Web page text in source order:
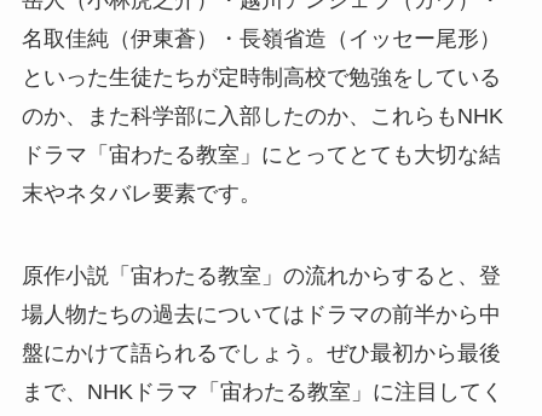
名取佳純（伊東蒼）・長嶺省造（イッセー尾形）
といった生徒たちが定時制高校で勉強をしている
のか、また科学部に入部したのか、これらもNHK
ドラマ「宙わたる教室」にとってとても大切な結
末やネタバレ要素です。
原作小説「宙わたる教室」の流れからすると、登
場人物たちの過去についてはドラマの前半から中
盤にかけて語られるでしょう。ぜひ最初から最後
まで、NHKドラマ「宙わたる教室」に注目してく